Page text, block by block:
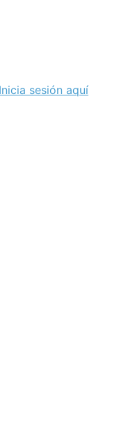
Inicia sesión aquí